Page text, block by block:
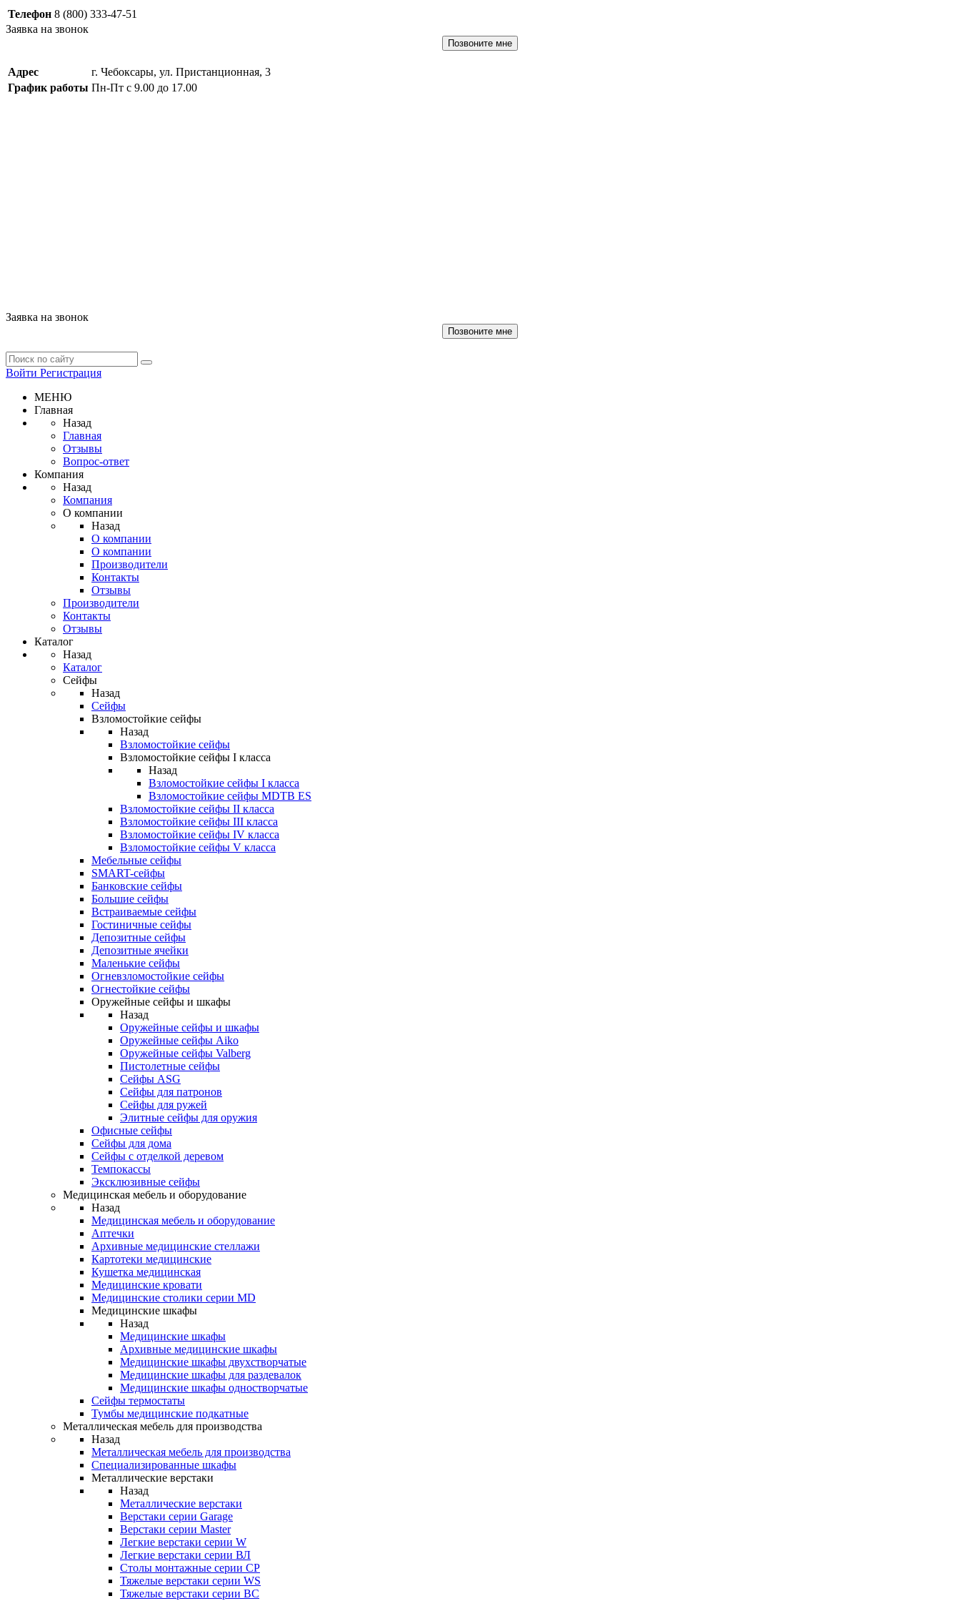
Телефон 8 (800) 333-47-51
Заявка на звонок
Позвоните мне
Адрес
г. Чебоксары, ул. Пристанционная, 3
График работы Пн-Пт с 9.00 до 17.00
Заявка на звонок
Позвоните мне
Войти Регистрация
МЕНЮ
Главная
Назад
Главная
Отзывы
Вопрос-ответ
Компания
Назад
Компания
О компании
Назад
О компании
О компании
Производители
Контакты
Отзывы
Производители
Контакты
Отзывы
Каталог
Назад
Каталог
Сейфы
Назад
Сейфы
Взломостойкие сейфы
Назад
Взломостойкие сейфы
Взломостойкие сейфы I класса
Назад
Взломостойкие сейфы I класса
Взломостойкие сейфы MDTB ES
Взломостойкие сейфы II класса
Взломостойкие сейфы III класса
Взломостойкие сейфы IV класса
Взломостойкие сейфы V класса
Мебельные сейфы
SMART-сейфы
Банковские сейфы
Большие сейфы
Встраиваемые сейфы
Гостиничные сейфы
Депозитные сейфы
Депозитные ячейки
Маленькие сейфы
Огневзломостойкие сейфы
Огнестойкие сейфы
Оружейные сейфы и шкафы
Назад
Оружейные сейфы и шкафы
Оружейные сейфы Aiko
Оружейные сейфы Valberg
Пистолетные сейфы
Сейфы ASG
Сейфы для патронов
Сейфы для ружей
Элитные сейфы для оружия
Офисные сейфы
Сейфы для дома
Сейфы с отделкой деревом
Темпокассы
Эксклюзивные сейфы
Медицинская мебель и оборудование
Назад
Медицинская мебель и оборудование
Аптечки
Архивные медицинские стеллажи
Картотеки медицинские
Кушетка медицинская
Медицинские кровати
Медицинские столики серии MD
Медицинские шкафы
Назад
Медицинские шкафы
Архивные медицинские шкафы
Медицинские шкафы двухстворчатые
Медицинские шкафы для раздевалок
Медицинские шкафы одностворчатые
Сейфы термостаты
Тумбы медицинские подкатные
Металлическая мебель для производства
Назад
Металлическая мебель для производства
Cпециализированные шкафы
Металлические верстаки
Назад
Металлические верстаки
Верстаки серии Garage
Верстаки серии Master
Легкие верстаки серии W
Легкие верстаки серии ВЛ
Столы монтажные серии СР
Тяжелые верстаки серии WS
Тяжелые верстаки серии ВС